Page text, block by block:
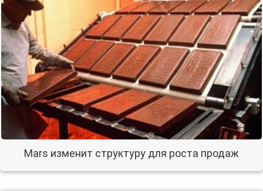
Mars изменит структуру для роста продаж